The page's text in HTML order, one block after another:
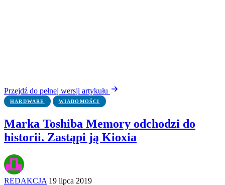
Przejdź do pełnej wersji artykułu
HARDWARE WIADOMOŚCI
Marka Toshiba Memory odchodzi do
historii. Zastąpi ją Kioxia
REDAKCJA 19 lipca 2019